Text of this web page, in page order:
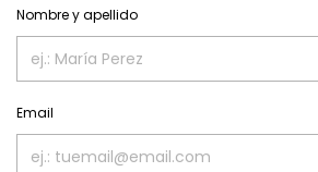
Nombre y apellido
Email